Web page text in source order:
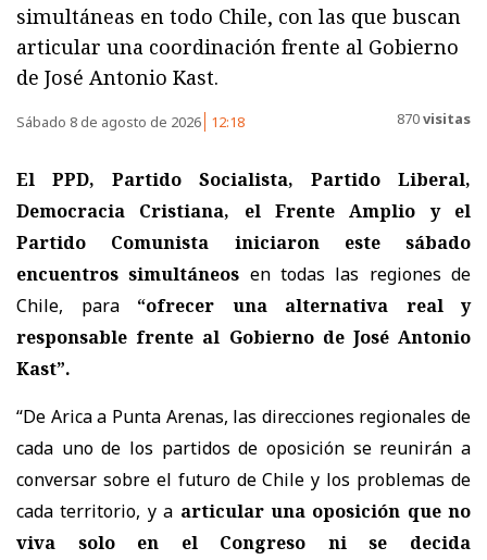
simultáneas en todo Chile, con las que buscan
articular una coordinación frente al Gobierno
de José Antonio Kast.
Sábado 8 de agosto de 2026 12:18 870visitas
El PPD, Partido Socialista, Partido Liberal,
Democracia Cristiana, el Frente Amplio y el
Partido Comunista iniciaron este sábado
encuentros simultáneos en todas las regiones de
Chile, para “ofrecer una alternativa real y
responsable frente al Gobierno de José Antonio
Kast”.
“De Arica a Punta Arenas, las direcciones regionales de
cada uno de los partidos de oposición se reunirán a
conversar sobre el futuro de Chile y los problemas de
cada territorio, y a articular una oposición que no
viva solo en el Congreso ni se decida